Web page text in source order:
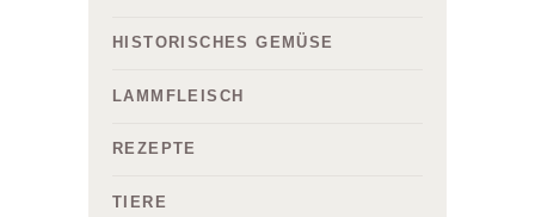
HISTORISCHES GEMÜSE
LAMMFLEISCH
REZEPTE
TIERE